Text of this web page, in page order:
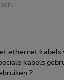
ethernet kabels
kabels
?